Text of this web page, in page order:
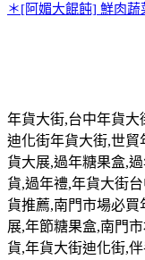
＊[阿媚大餛飩] 鮮肉
年貨大街,台中年貨大
迪化街年貨大街,世貿
貨大展,過年糖果盒,
貨,過年禮,年貨大街台
貨推薦,南門市場必買
展,年節糖果盒,南門
貨,年貨大街迪化街,